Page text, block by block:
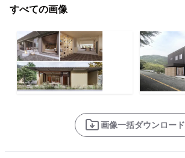
すべての画像
画像一括ダウンロード